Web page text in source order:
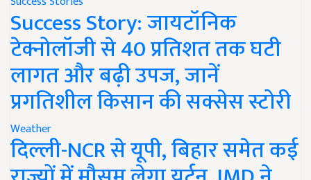
Success Story: जायटॉनिक
टेक्नोलॉजी से 40 प्रतिशत तक घटी
लागत और बढ़ी उपज, जानें
प्रगतिशील किसान की सक्सेस स्टोरी
Weather
दिल्ली-NCR से यूपी, बिहार समेत कई